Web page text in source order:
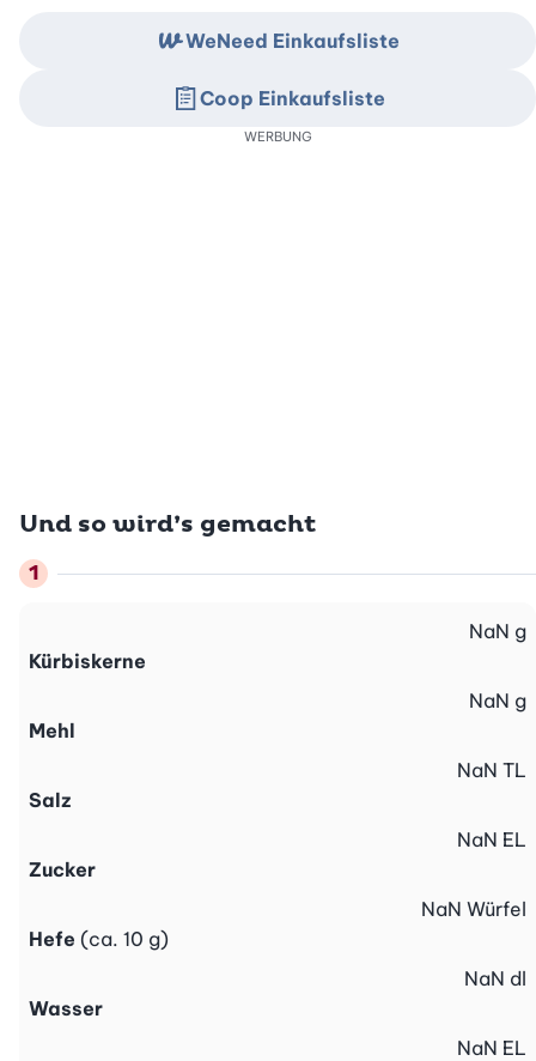
Und so wird’s gemacht
Kürbiskerne
NaN g
Mehl
NaN g
Salz
NaN TL
Zucker
NaN EL
Hefe (ca. 10 g)
NaN Würfel
Wasser
NaN dl
NaN EL
WeNeed Einkaufsliste
Coop Einkaufsliste
WERBUNG